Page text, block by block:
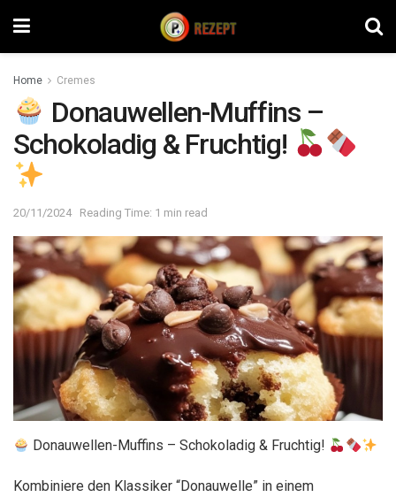
Home Cremes
Donauwellen-Muffins –
Schokoladig & Fruchtig!
20/11/2024 Reading Time: 1 min read
Donauwellen-Muffins – Schokoladig & Fruchtig!
Kombiniere den Klassiker “Donauwelle” in einem